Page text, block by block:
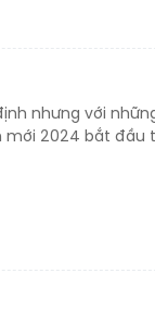
nhưng với
mới 2024 bắt đầu